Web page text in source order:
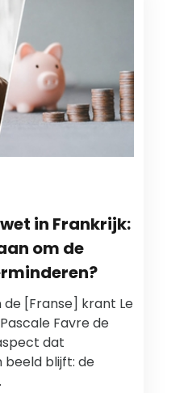
in Frankrijk:
om de
de [Franse] krant Le
Favre de
dat
blijft: de